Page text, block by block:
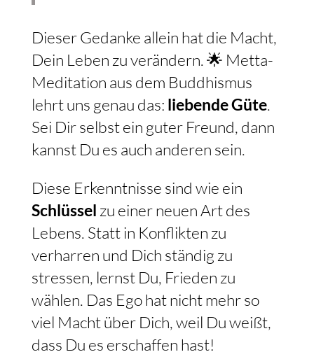
Dieser Gedanke allein hat die Macht,
Dein Leben zu verändern. 🌟 Metta-
Meditation aus dem Buddhismus
lehrt uns genau das: liebende Güte.
Sei Dir selbst ein guter Freund, dann
kannst Du es auch anderen sein.
Schlüssel zu einer neuen Art des
Lebens. Statt in Konflikten zu
verharren und Dich ständig zu
stressen, lernst Du, Frieden zu
wählen. Das Ego hat nicht mehr so
viel Macht über Dich, weil Du weißt,
dass Du es erschaffen hast!